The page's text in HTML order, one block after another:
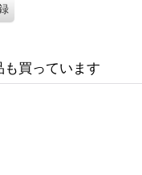
買っています